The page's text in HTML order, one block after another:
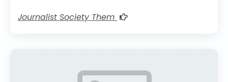
Journalist Society Them